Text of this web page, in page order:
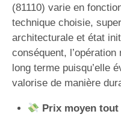
(81110) varie en
technique choisie,
architecturale et état
conséquent,
long terme puisqu’elle
valorise de manière
Prix moyen tout